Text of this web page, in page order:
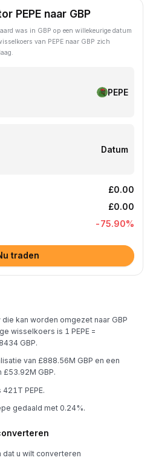
PEPE naar GBP
was in GBP op een willekeurige datum
van PEPE naar GBP zich
PEPE
Datum
£0.00
£0.00
-75.90%
traden
kan worden omgezet naar GBP
wisselkoers is 1 PEPE =
GBP.
van £888.56M GBP en een
GBP.
PEPE.
gedaald met 0.24%.
dat u wilt converteren